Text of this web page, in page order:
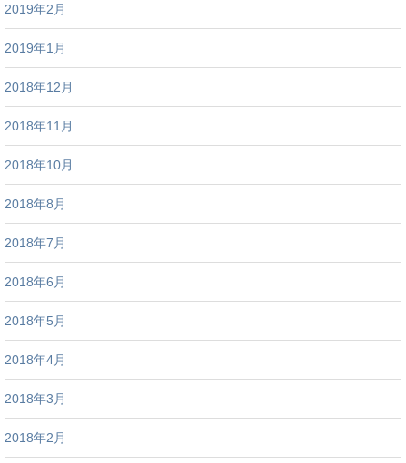
2019年2月
2019年1月
2018年12月
2018年11月
2018年10月
2018年8月
2018年7月
2018年6月
2018年5月
2018年4月
2018年3月
2018年2月